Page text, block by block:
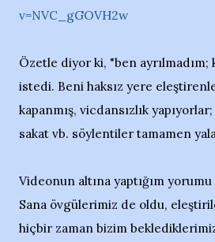
v=NVC_gGOVH2w
Özetle diyor ki, "ben ayrılmadım;
istedi. Beni haksız yere
kapanmış, vicdansızlık
sakat vb. söylentiler tamamen
Videonun altına yaptığım yorumu
Sana övgülerimiz de oldu,
hiçbir zaman bizim